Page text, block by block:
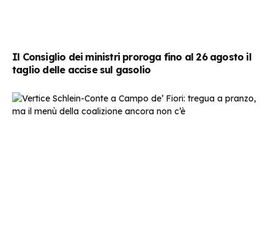
Il Consiglio dei ministri proroga fino al 26 agosto il
taglio delle accise sul gasolio